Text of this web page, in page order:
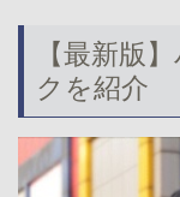
【最新版
クを紹介